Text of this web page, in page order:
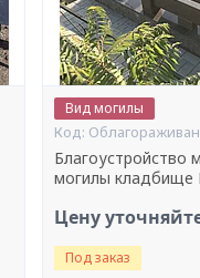
Вид могилы
Благоустройство
могилы кладбище
Цену
Под заказ